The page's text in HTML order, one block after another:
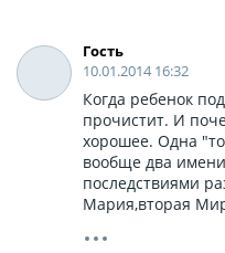
Гость
10.01.2014 16:32
Когда ребенок
прочистит. И
хорошее. Одна
вообще два
последствиями
Мария,вторая